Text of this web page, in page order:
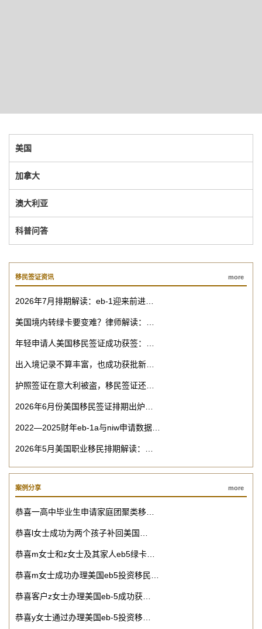
美国
加拿大
澳大利亚
科普问答
移民签证资讯 more
2026年7月排期解读：eb-1迎来前进…
美国境内转绿卡要变难？律师解读：…
年轻申请人美国移民签证成功获签：…
出入境记录不算丰富，也成功获批新…
护照签证在意大利被盗，移民签证还…
2026年6月份美国移民签证排期出炉…
2022—2025财年eb-1a与niw申请数据…
2026年5月美国职业移民排期解读：…
案例分享 more
恭喜一高中毕业生申请家庭团聚类移…
恭喜l女士成功为两个孩子补回美国…
恭喜m女士和z女士及其家人eb5绿卡…
恭喜m女士成功办理美国eb5投资移民…
恭喜客户z女士办理美国eb-5成功获…
恭喜y女士通过办理美国eb-5投资移…